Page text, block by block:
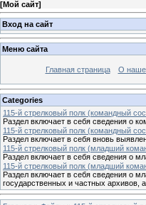
[Мой сайт]
Вход на сайт
Меню сайта
Главная страница О
Categories
115-й стрелковый полк (командный
Раздел включает в себя сведения о
115-й стрелковый полк (командный
Раздел включает в себя вновь
115-й стрелковый полк (младший
Раздел включает в себя сведения о
115-й стрелковый полк (младший
Раздел включает в себя сведения о
государственных и частных архивов,